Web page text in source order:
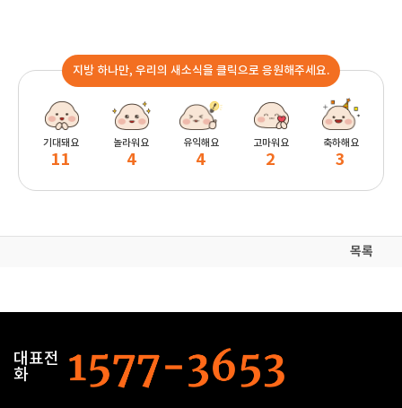
지방 하나만, 우리의 새소식을 클릭으로 응원해주세요.
기대돼요
11
놀라워요
4
유익해요
4
고마워요
2
축하해요
3
목록
대표전
화